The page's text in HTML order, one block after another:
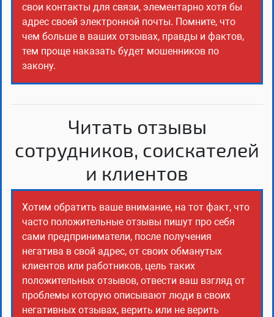
свои контакты для связи, элементарно хотя бы
адрес своей электронной почты. Помните, что
чем больше в ваших отзывах, правды и фактов,
тем проще наказать будет мошенников по
закону.
Читать отзывы
сотрудников, соискателей
и клиентов
Хотим обратить ваше внимание, на тот факт, что
часто положительные отзывы пишут про себя
сами предприниматели, после получения
негатива в свой адрес, от своих обманутых
клиентов или работников, цель таких
положительных отзывов, отвести ваш взгляд от
проблемы которую описывают люди в своих
негативных отзывах, верить или не верить